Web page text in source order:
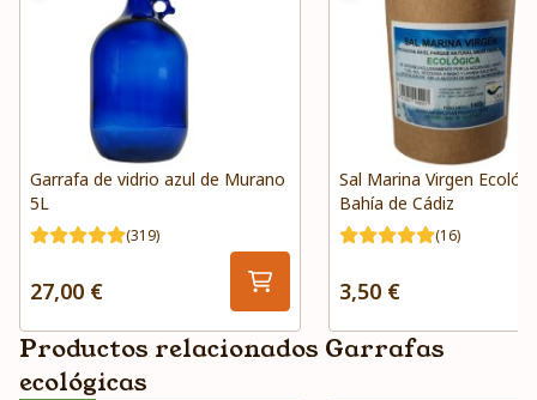
Garrafa de vidrio azul de Murano
5L
(319)
27,00 €
Sal Marina Virgen
Bahía de Cádiz
(16)
3,50 €
Productos relacionados Garrafas
ecológicas